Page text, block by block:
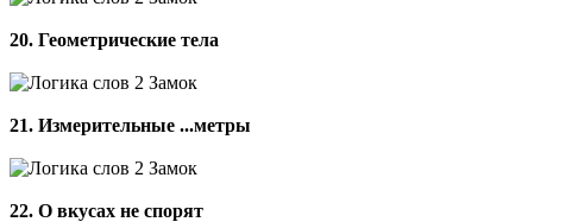
20. Геометрические тела
21. Измерительные ...метры
22. О вкусах не спорят